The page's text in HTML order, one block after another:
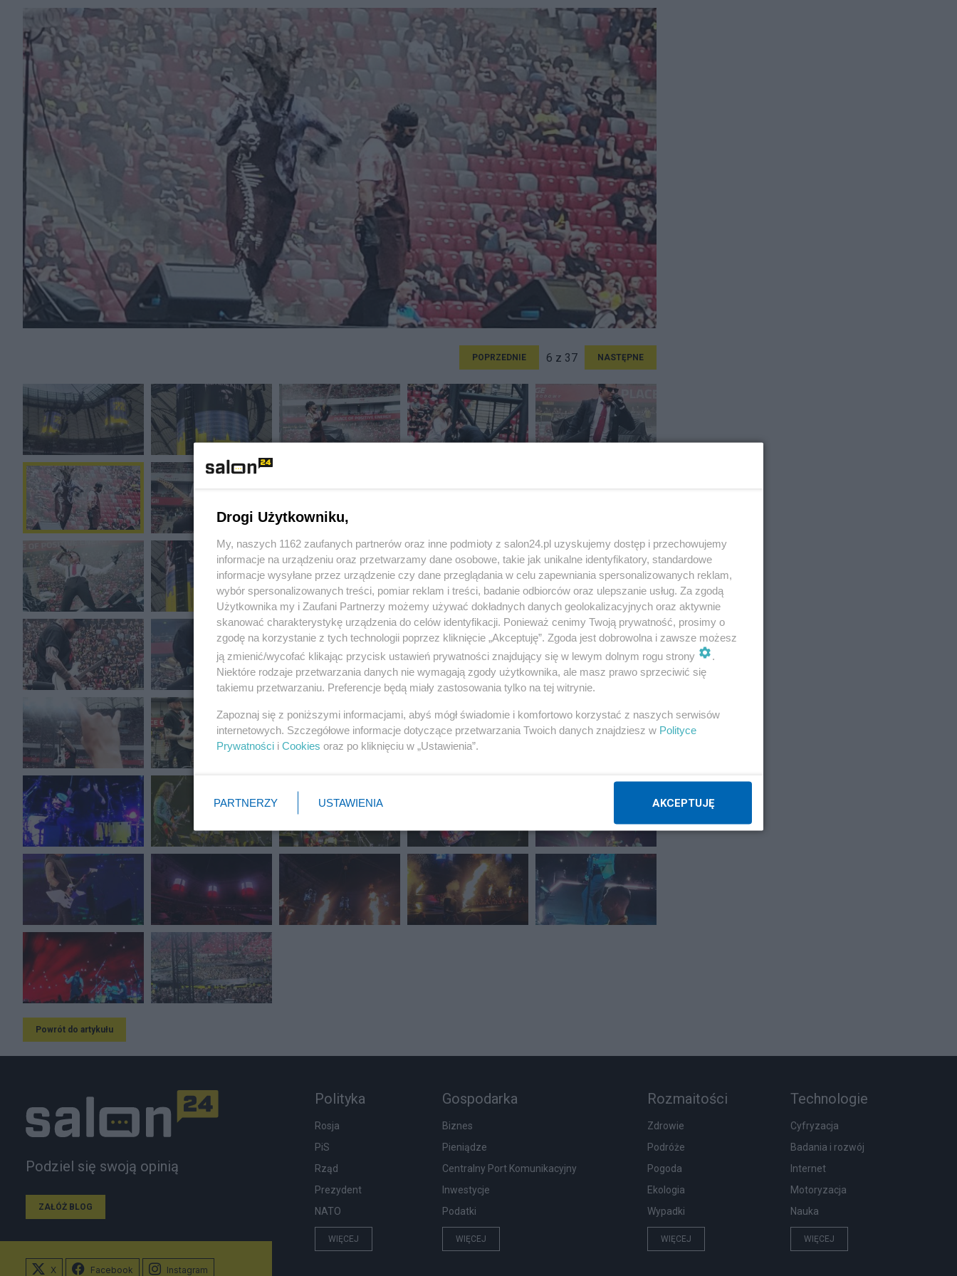
POPRZEDNIE 6 z 37 NASTĘPNE
Powrót do artykułu
Podziel się swoją opinią
ZAŁÓŻ BLOG
Polityka
Rosja
PiS
Rząd
Prezydent
NATO
WIĘCEJ
Gospodarka
Biznes
Pieniądze
Centralny Port Komunikacyjny
Inwestycje
Podatki
WIĘCEJ
Rozmaitości
Zdrowie
Podróże
Pogoda
Ekologia
Wypadki
WIĘCEJ
Technologie
Cyfryzacja
Badania i rozwój
Internet
Motoryzacja
Nauka
WIĘCEJ
X Facebook Instagram
Drogi Użytkowniku,
My, naszych 1162 zaufanych partnerów oraz inne podmioty z salon24.pl uzyskujemy dostęp i przechowujemy
informacje na urządzeniu oraz przetwarzamy dane osobowe, takie jak unikalne identyfikatory, standardowe
informacje wysyłane przez urządzenie czy dane przeglądania w celu zapewniania spersonalizowanych reklam,
wybór spersonalizowanych treści, pomiar reklam i treści, badanie odbiorców oraz ulepszanie usług. Za zgodą
Użytkownika my i Zaufani Partnerzy możemy używać dokładnych danych geolokalizacyjnych oraz aktywnie
skanować charakterystykę urządzenia do celów identyfikacji. Ponieważ cenimy Twoją prywatność, prosimy o
zgodę na korzystanie z tych technologii poprzez kliknięcie „Akceptuję”. Zgoda jest dobrowolna i zawsze możesz
ją zmienić/wycofać klikając przycisk ustawień prywatności znajdujący się w lewym dolnym rogu strony
.
Niektóre rodzaje przetwarzania danych nie wymagają zgody użytkownika, ale masz prawo sprzeciwić się
takiemu przetwarzaniu. Preferencje będą miały zastosowania tylko na tej witrynie.
Zapoznaj się z poniższymi informacjami, abyś mógł świadomie i komfortowo korzystać z naszych serwisów
internetowych. Szczegółowe informacje dotyczące przetwarzania Twoich danych znajdziesz w Polityce
Prywatności i Cookies oraz po kliknięciu w „Ustawienia”.
PARTNERZY USTAWIENIA AKCEPTUJĘ